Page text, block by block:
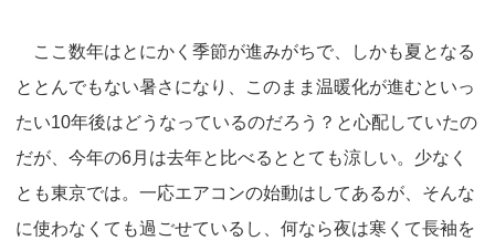
o
k
n
ここ数年はとにかく季節が進みがちで、しかも夏となる
ととんでもない暑さになり、このまま温暖化が進むといっ
たい10年後はどうなっているのだろう？と心配していたの
だが、今年の6月は去年と比べるととても涼しい。少なく
とも東京では。一応エアコンの始動はしてあるが、そんな
に使わなくても過ごせているし、何なら夜は寒くて長袖を